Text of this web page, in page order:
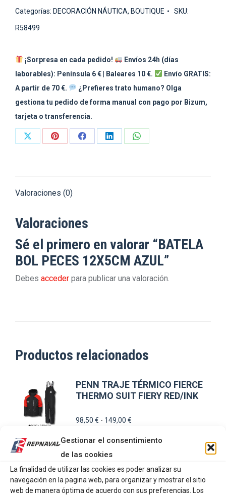
Gestionar el consentimiento
de las cookies
La finalidad de utilizar las cookies es poder analizar su
navegación en la pagina web, para organizar y mostrar el sitio
web de manera óptima de acuerdo con sus preferencias. Los
cantidad
Categorías: DECORACIÓN NÁUTICA, BOUTIQUE SKU:
R58499
¡Sorpresa en cada pedido!
Envíos 24h (días
laborables): Península 6 € | Baleares 10 €.
Envío GRATIS:
A partir de 70 €.
¿Prefieres trato humano? Olga
gestiona tu pedido de forma manual con pago por Bizum,
tarjeta o transferencia.
Share
Share
Share
Share
Share
Valoraciones (0)
Valoraciones
Sé el primero en valorar “BATELA
BOL PECES 12X5CM AZUL”
Debes acceder para publicar una valoración.
Productos relacionados
PENN TRAJE TÉRMICO FIERCE
THERMO SUIT FIERY RED/INK
98,50 € - 149,00 €
precios:
98,50 €
hasta
SELECCIONAR OPCIONES
producto
tiene
FERRER IMAN FREE BEER